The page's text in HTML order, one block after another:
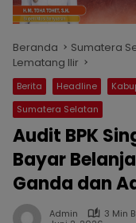
Beranda Sumatera
Lematang Ilir
Berita Headline
Sumatera Selatan
Audit BPK
Bayar
Ganda dan
Admin
3 Min